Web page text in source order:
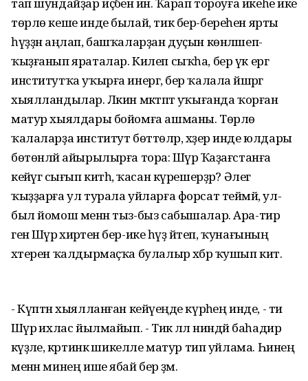
төрлө кеше инде былай, тик бер-береһен ярты
һүҙҙән аңлап, башҡаларҙан дуҫын көнләшеп-
ҡыҙғанып яраталар. Килеп сыҡһа, бер үк ергә
институтҡа уҡырға инергә, бер ҡалала йәшәргә
хыялландылар. Ләкин мәктәптә уҡығанда ҡорған
матур хыялдары бойомға ашманы. Төрлө
ҡалаларҙа институт бөттөләр, хәҙер инде юлдары
бөтөнләй айырылырға тора: Шәүрә Ҡаҙағстанға
кейәүгә сығып китһә, ҡасан күрешерҙәр? Әлегә
ҡыҙҙарға ул турала уйларға форсат теймәй, ул-
был йомош менән тыз-быз сабышалар. Ара-тирә
генә Шәүрә әхирәтенә бер-ике һүҙ әйтеп, ҡунағының
хәтерен ҡалдырмаҫҡа булалыр хәбәр ҡушып китә.
- Күптән хыялланған кейәүеңде күрәһең инде, - ти
Шәүрә ихлас йылмайып. - Тик әллә ниндәй баһадир
кәүҙәле, кәртинкә шикелле матур тип уйлама. Һинең
менән минең ише ябай бер әҙәм.